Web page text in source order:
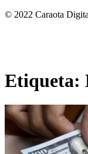
© 2022 Caraota
Etiqueta: